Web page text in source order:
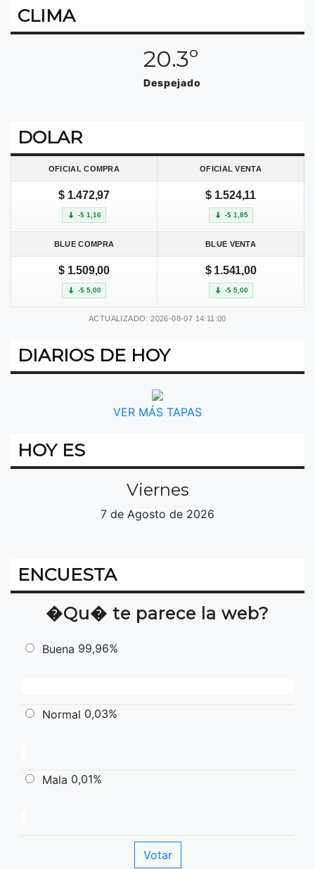
CLIMA
20.3º
Despejado
DOLAR
OFICIAL COMPRA OFICIAL VENTA
$ 1.472,97
-$ 1,16
$ 1.524,11
-$ 1,85
BLUE COMPRA BLUE VENTA
$ 1.509,00
-$ 5,00
$ 1.541,00
-$ 5,00
ACTUALIZADO: 2026-08-07 14:11:00
DIARIOS DE HOY
VER MÁS TAPAS
HOY ES
Viernes
7 de Agosto de 2026
ENCUESTA
�Qu� te parece la web?
Buena 99,96%
Normal 0,03%
Mala 0,01%